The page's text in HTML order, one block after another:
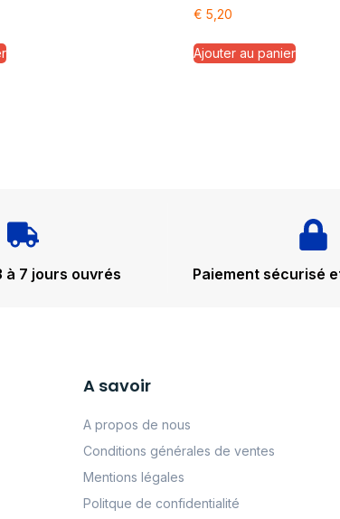
€ 5,20
Ajouter au panier
à 7 jours ouvrés Paiement sécurisé
A savoir
A propos de nous
Conditions générales de ventes
Mentions légales
Politque de confidentialité